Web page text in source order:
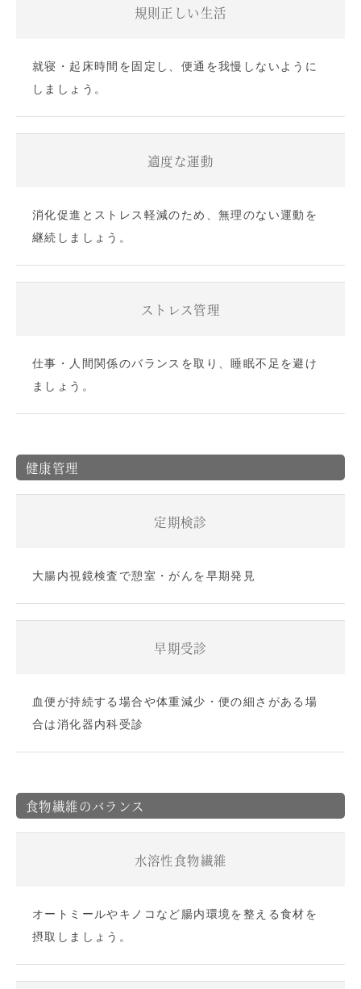
規則正しい生活
就寝・起床時間を固定し、便通を我慢しないように
しましょう。
適度な運動
消化促進とストレス軽減のため、無理のない運動を
継続しましょう。
ストレス管理
仕事・人間関係のバランスを取り、睡眠不足を避け
ましょう。
健康管理
定期検診
大腸内視鏡検査で憩室・がんを早期発見
早期受診
血便が持続する場合や体重減少・便の細さがある場
合は消化器内科受診
食物繊維のバランス
水溶性食物繊維
オートミールやキノコなど腸内環境を整える食材を
摂取しましょう。